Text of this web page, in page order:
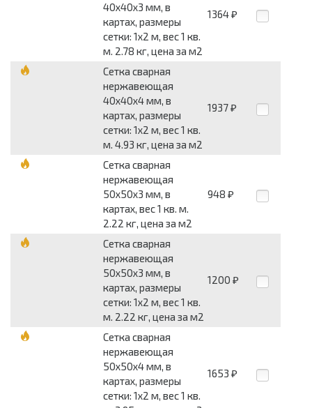
40x40x3 мм, в
картах, размеры
сетки: 1x2 м, вес 1 кв.
м. 2.78 кг, цена за м2
1364 ₽
Сетка сварная
нержавеющая
40x40x4 мм, в
картах, размеры
сетки: 1x2 м, вес 1 кв.
м. 4.93 кг, цена за м2
1937 ₽
Сетка сварная
нержавеющая
50x50x3 мм, в
картах, вес 1 кв. м.
2.22 кг, цена за м2
948 ₽
Сетка сварная
нержавеющая
50x50x3 мм, в
картах, размеры
сетки: 1x2 м, вес 1 кв.
м. 2.22 кг, цена за м2
1200 ₽
Сетка сварная
нержавеющая
50x50x4 мм, в
картах, размеры
сетки: 1x2 м, вес 1 кв.
1653 ₽